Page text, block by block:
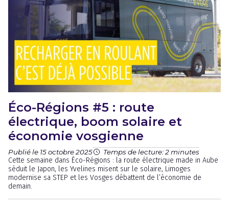
Éco-Régions #5 : route
électrique, boom solaire et
économie vosgienne
Publié le 15 octobre 2025 Temps de lecture: 2 minutes
Cette semaine dans Éco-Régions : la route électrique made in Aube
séduit le Japon, les Yvelines misent sur le solaire, Limoges
modernise sa STEP et les Vosges débattent de l’économie de
demain.